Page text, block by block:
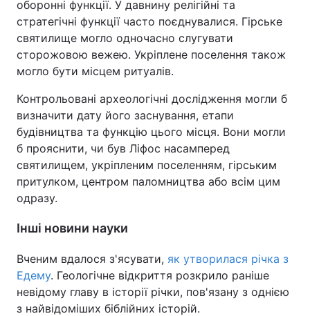
оборонні функції. У давнину релігійні та
стратегічні функції часто поєднувалися. Гірське
святилище могло одночасно слугувати
сторожовою вежею. Укріплене поселення також
могло бути місцем ритуалів.
Контрольовані археологічні дослідження могли б
визначити дату його заснування, етапи
будівництва та функцію цього місця. Вони могли
б прояснити, чи був Ліфос насамперед
святилищем, укріпленим поселенням, гірським
притулком, центром паломництва або всім цим
одразу.
Інші новини науки
Вченим вдалося з'ясувати, як утворилася річка з
Едему. Геологічне відкриття розкрило раніше
невідому главу в історії річки, пов'язану з однією
з найвідоміших біблійних історій.